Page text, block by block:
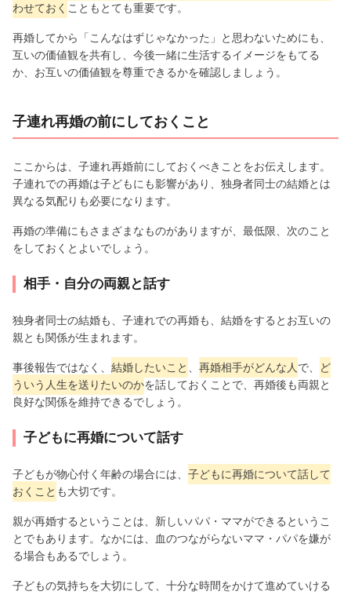
わせておく こともとても重要です。
再婚してから「こんなはずじゃなかった」と思わないためにも、
互いの価値観を共有し、今後一緒に生活するイメージをもてる
か、お互いの価値観を尊重できるかを確認しましょう。
子連れ再婚の前にしておくこと
ここからは、子連れ再婚前にしておくべきことをお伝えします。
子連れでの再婚は子どもにも影響があり、独身者同士の結婚とは
異なる気配りも必要になります。
再婚の準備にもさまざまなものがありますが、最低限、次のこと
をしておくとよいでしょう。
相手・自分の両親と話す
独身者同士の結婚も、子連れでの再婚も、結婚をするとお互いの
親とも関係が生まれます。
事後報告ではなく、 結婚したいこと 再婚相手がどんな人 で、
ど
ういう人生を送りたいのかを話しておくことで、再婚後も両親と
良好な関係を維持できるでしょう。
子どもに再婚について話す
子どもが物心付く年齢の場合には、 子どもに再婚について話して
おくこと も大切です。
親が再婚するということは、新しいパパ・ママができるというこ
とでもあります。なかには、血のつながらないママ・パパを嫌が
る場合もあるでしょう。
子どもの気持ちを大切にして、十分な時間をかけて進めていける